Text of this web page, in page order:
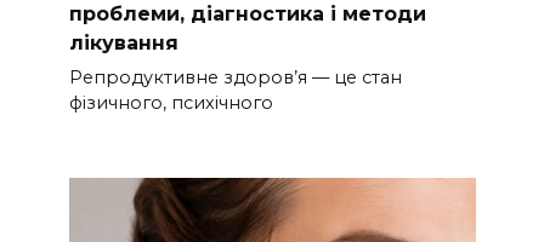
проблеми, діагностика і методи
лікування
Репродуктивне здоров’я — це стан
фізичного, психічного